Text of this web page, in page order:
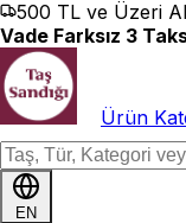
İçeriğe geç
500 TL ve Üzeri
Vade Farksız 3
Ürün
EN